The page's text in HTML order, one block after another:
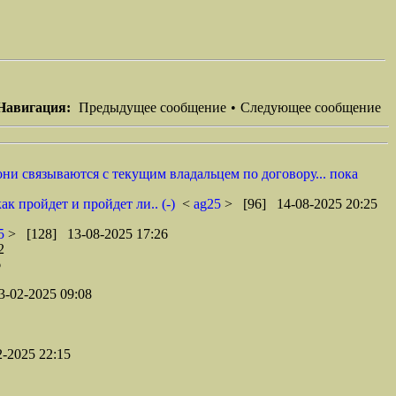
Предыдущее сообщение • Следующее сообщение
связываются с текущим владальцем по договору... пока
пройдет и пройдет ли.. (-) < ag25 > [96] 14-08-2025 20:25
> [128] 13-08-2025 17:26
2025 09:08
22:15